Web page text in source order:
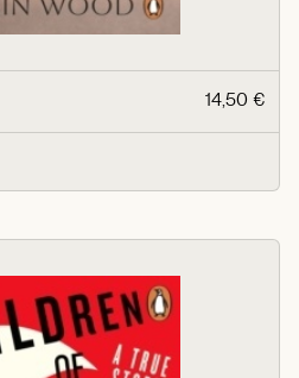
14,50 €